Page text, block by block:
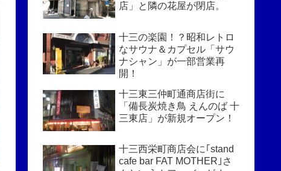
店」と隣の花屋が閉店。
十三の楽園！？昭和レトロ
なサウナ＆カプセル「サウ
ナシャン」が一部営業再
開！
十三東三仲町通商店街に
「備長炭焼き鳥 えんのば 十
三東店」が新規オープン！
十三西栄町商店会に｢stand
cafe bar FAT MOTHER｣さ